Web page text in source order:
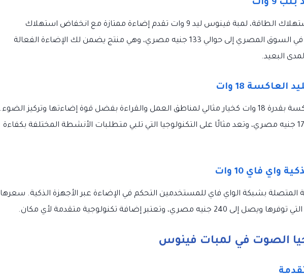
لعشاق الاقتصاد في استهلاك الطاقة، لمبة فينوس ليد 9 وات تقدم إضاءة ممتازة مع انخفاض استهلاك
الكهرباء. يصل سعرها في السوق المصري إلى حوالي 133 جنيه مصري، وهي منتج يضمن لك الإضاءة الفعالة
البعيد.
وتأتي لمبة فينوس العاكسة بقدرة 18 وات كخيار مثالي لمناطق العمل والقراءة بفضل قوة إضاءتها وتركيز الضوء.
تتوفر بسعر يصل إلى 175 جنيه مصري، وتعد مثالًا على التكنولوجيا التي تلبي متطلبات الأنشطة المختلفة بكفاءة
المتصلة بشبكة الواي فاي للمستخدمين التحكم في الإضاءة عبر الأجهزة الذكية. سعرها
وتعتبر إضافة تكنولوجية متقدمة لأي مكان.
الصوت في لمبات فينوس